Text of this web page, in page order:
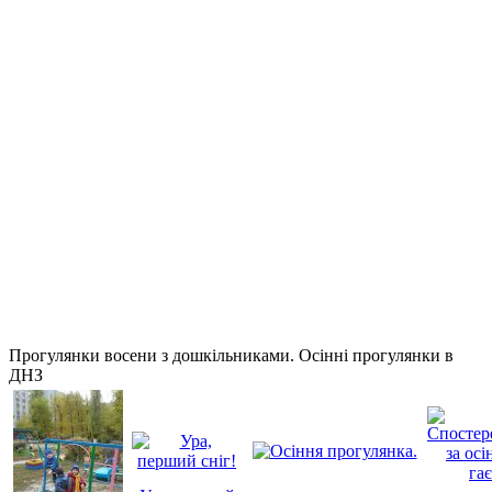
Прогулянки восени з дошкільниками. Осінні прогулянки в
ДНЗ